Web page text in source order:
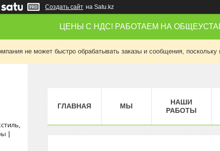
Создать сайт на Satu.kz
ЦЕНЫ С НДС! РАБОТАЕМ НА
не может быстро обрабатывать заказы и сообщения,
|
ГЛАВНАЯ МЫ
НАШИ
РАБОТЫ